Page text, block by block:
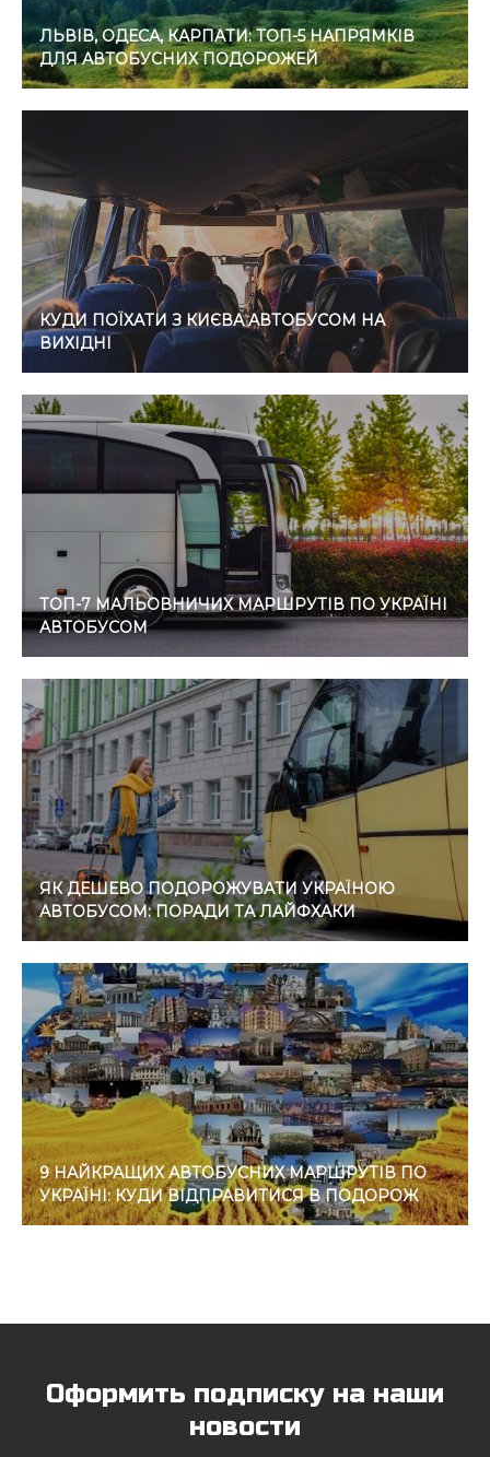
ЛЬВІВ, ОДЕСА, КАРПАТИ: ТОП-5 НАПРЯМКІВ
ДЛЯ АВТОБУСНИХ ПОДОРОЖЕЙ
КУДИ ПОЇХАТИ З КИЄВА АВТОБУСОМ НА
ВИХІДНІ
ТОП-7 МАЛЬОВНИЧИХ МАРШРУТІВ ПО УКРАЇНІ
АВТОБУСОМ
ЯК ДЕШЕВО ПОДОРОЖУВАТИ УКРАЇНОЮ
АВТОБУСОМ: ПОРАДИ ТА ЛАЙФХАКИ
9 НАЙКРАЩИХ АВТОБУСНИХ МАРШРУТІВ ПО
УКРАЇНІ: КУДИ ВІДПРАВИТИСЯ В ПОДОРОЖ
Оформить подписку на наши
новости